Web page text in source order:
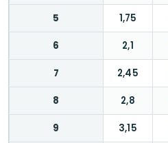
5 1,75
6 2,1
7 2,45
8 2,8
9 3,15